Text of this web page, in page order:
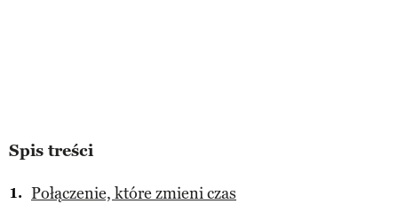
Spis treści
Połączenie, które zmieni czas